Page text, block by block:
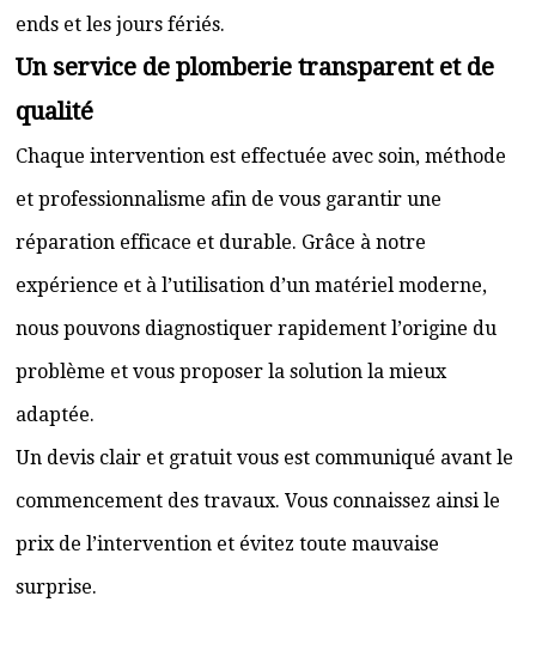
ends et les jours fériés.
Un service de plomberie transparent et de
qualité
Chaque intervention est effectuée avec soin, méthode
et professionnalisme afin de vous garantir une
réparation efficace et durable. Grâce à notre
expérience et à l’utilisation d’un matériel moderne,
nous pouvons diagnostiquer rapidement l’origine du
problème et vous proposer la solution la mieux
adaptée.
Un devis clair et gratuit vous est communiqué avant le
commencement des travaux. Vous connaissez ainsi le
prix de l’intervention et évitez toute mauvaise
surprise.